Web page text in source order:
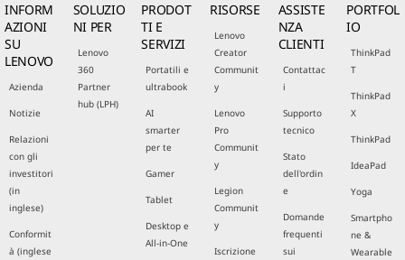
INFORM
AZIONI
SU
LENOVO
Azienda
Notizie
Relazioni
con gli
investitori
(in
inglese)
Conformit
à (inglese
SOLUZIO
NI PER
Lenovo
360
Partner
hub (LPH)
PRODOT
TI E
SERVIZI
Portatili e
ultrabook
AI
smarter
per te
Gamer
Tablet
Desktop e
All-in-One
RISORSE
Lenovo
Creator
Communit
y
Lenovo
Pro
Communit
y
Legion
Communit
y
Iscrizione
ASSISTE
NZA
CLIENTI
Contattac
i
Supporto
tecnico
Stato
dell'ordin
e
Domande
frequenti
sui
PORTFOL
IO
ThinkPad
T
ThinkPad
X
ThinkPad
IdeaPad
Yoga
Smartpho
ne &
Wearable